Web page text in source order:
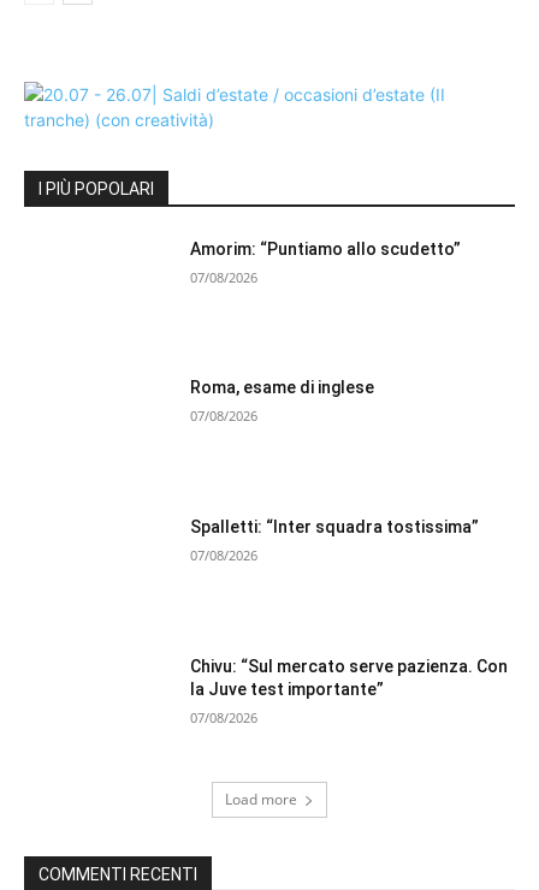
I PIÙ POPOLARI
Amorim: “Puntiamo allo scudetto”
07/08/2026
Roma, esame di inglese
07/08/2026
Spalletti: “Inter squadra tostissima”
07/08/2026
Chivu: “Sul mercato serve pazienza. Con
la Juve test importante”
07/08/2026
Load more
COMMENTI RECENTI